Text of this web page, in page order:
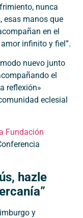
nunca
esas manos que
en el
infinito y fiel”.
nuevo junto
el
reflexión»
eclesial
Fundación
hazle
y